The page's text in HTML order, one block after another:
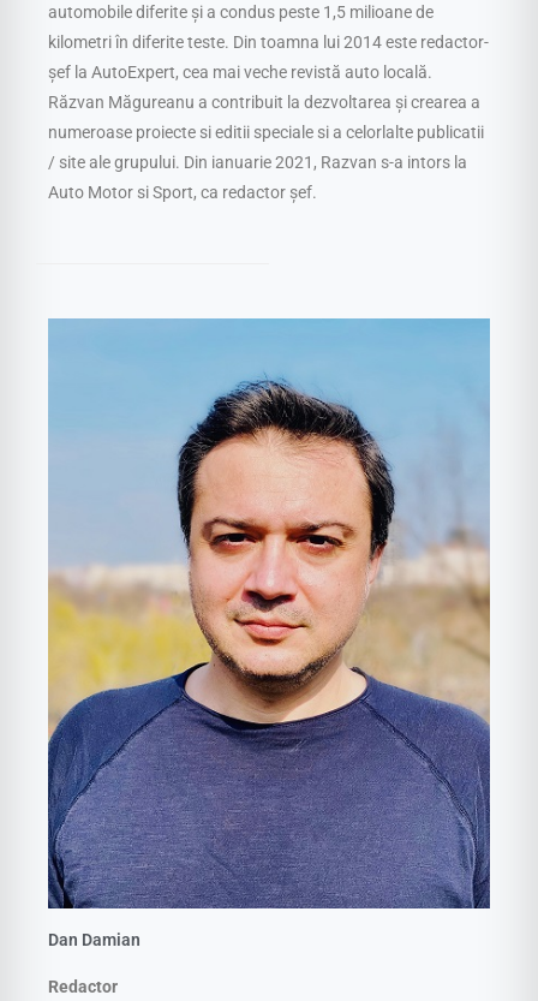
automobile diferite și a condus peste 1,5 milioane de
kilometri în diferite teste. Din toamna lui 2014 este redactor-
șef la AutoExpert, cea mai veche revistă auto locală.
Răzvan Măgureanu a contribuit la dezvoltarea și crearea a
numeroase proiecte si editii speciale si a celorlalte publicatii
/ site ale grupului. Din ianuarie 2021, Razvan s-a intors la
Auto Motor si Sport, ca redactor șef.
Dan Damian
Redactor